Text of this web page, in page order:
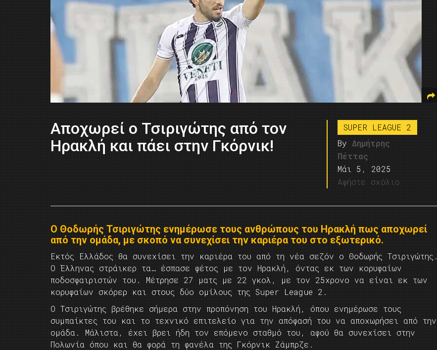
Αποχωρεί ο Τσιριγώτης από τον
Ηρακλή και πάει στην Γκόρνικ!
SUPER LEAGUE 2
By Δημήτρης
Πέττας
Μάι 5, 2025
Αφήστε σχόλιο
Ο Θοδωρής Τσιριγώτης ενημέρωσε τους ανθρώπους του Ηρακλή πως αποχωρεί
από την ομάδα, με σκοπό να συνεχίσει την καριέρα του στο εξωτερικό.
Εκτός Ελλάδος θα συνεχίσει την καριέρα του από τη νέα σεζόν ο Θοδωρής Τσιριγώτης.
Ο Έλληνας στράικερ τα… έσπασε φέτος με τον Ηρακλή, όντας εκ των κορυφαίων
ποδοσφαιριστών του. Μέτρησε 27 ματς με 22 γκολ, με τον 25χρονο να είναι εκ των
κορυφαίων σκόρερ και στους δύο ομίλους της Super League 2.
Ο Τσιριγώτης βρέθηκε σήμερα στην προπόνηση του Ηρακλή, όπου ενημέρωσε τους
συμπαίκτες του και το τεχνικό επιτελείο για την απόφασή του να αποχωρήσει από την
ομάδα. Μάλιστα, έχει βρει ήδη τον επόμενο σταθμό του, αφού θα συνεχίσει στην
Πολωνία όπου και θα φορά τη φανέλα της Γκόρνικ Ζάμπρζε.